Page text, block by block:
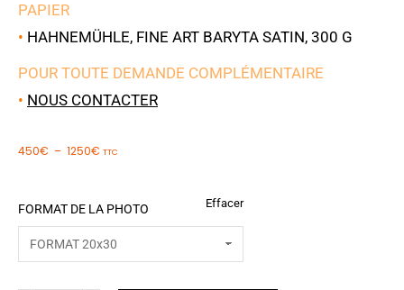
PAPIER
• HAHNEMÜHLE, FINE ART BARYTA SATIN, 300 G
POUR TOUTE DEMANDE COMPLÉMENTAIRE
• NOUS CONTACTER
450€ – 1250€ TTC
FORMAT DE LA PHOTO Effacer